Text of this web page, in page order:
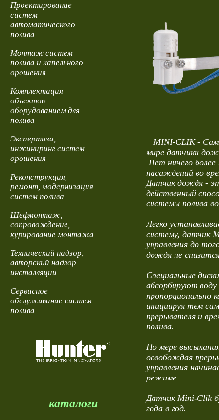
Проектирование
систем
автоматического
полива
Монтаж систем
полива и капельного
орошения
Комплектация
объектов
оборудованием для
полива
Экспертиза,
инжиниринг систем
орошения
Реконструкция,
ремонт, модернизация
систем полива
Шефмонтаж,
сопровождение,
курирование монтажа
Технический надзор,
авторский надзор
инсталляции
Сервисное
обслуживание систем
полива
каталоги
MINI-CLIK -
мире датчики
Нет ничего более
насаждений во
Датчик дождя -
действенный
системы полива
Легко
систему, датчик
управления до
дождя не
Специальные
абсорбируют
пропорционально
инициируя тем
прерывателя и
полива.
По мере
освобождая
управления
режиме.
Датчик Mini-Clik
года в год.